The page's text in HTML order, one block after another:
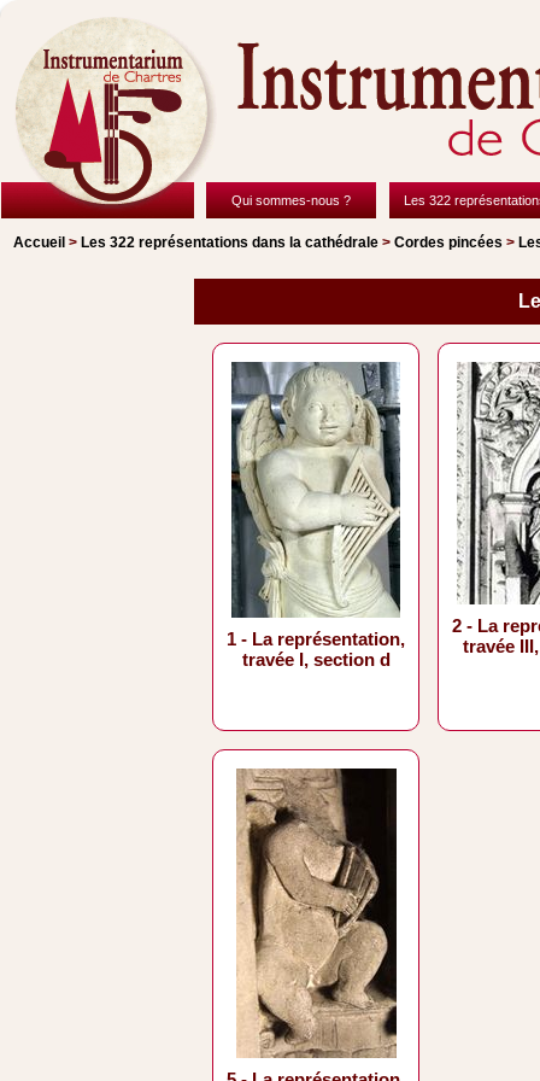
Qui sommes-nous ? Les 322
Accueil > Les 322 représentations dans la cathédrale > Cordes pincées >
1 - La représentation,
travée I, section d
2 - La
travée